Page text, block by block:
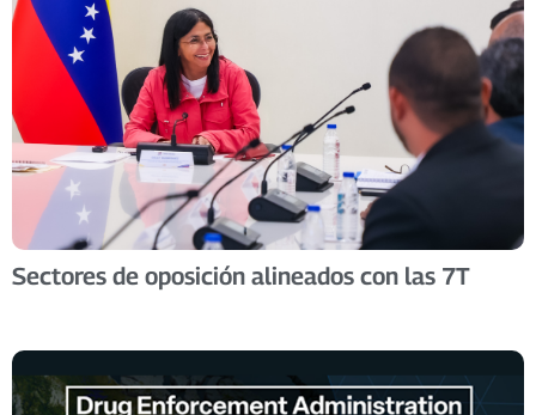
Sectores de oposición alineados con las 7T